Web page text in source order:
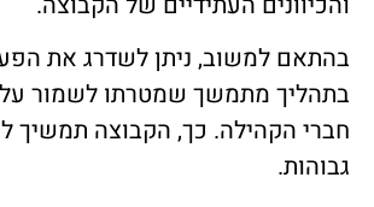
בהתאם למשוב, ניתן לשדרג את
בתהליך מתמשך שמטרתו לשמור על
חברי הקהילה. כך, הקבוצה תמשיך
גבוהות.